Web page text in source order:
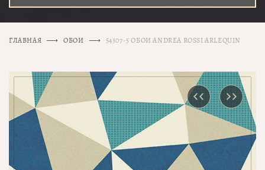
ГЛАВНАЯ ОБОИ 54307-5 ОБОИ ANDREA ROSSI ARLEQUIN